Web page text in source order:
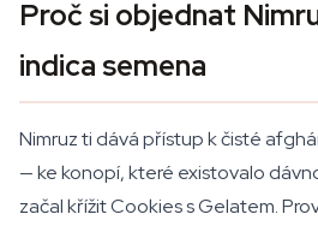
Proč si objednat
indica semena
Nimruz ti dává přístup k čisté
— ke konopí, které existovalo
začal křížit Cookies s Gelatem.